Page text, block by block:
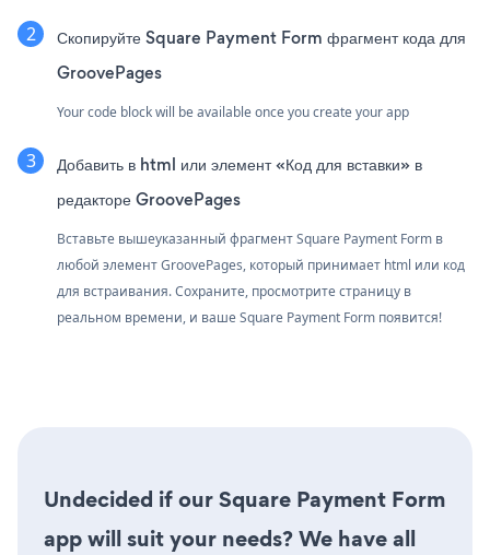
Скопируйте Square Payment Form фрагмент кода для
GroovePages
Your code block will be available once you create your app
Добавить в html или элемент «Код для вставки» в
редакторе GroovePages
Вставьте вышеуказанный фрагмент Square Payment Form в
любой элемент GroovePages, который принимает html или код
для встраивания. Сохраните, просмотрите страницу в
реальном времени, и ваше Square Payment Form появится!
Undecided if our Square Payment Form
app will suit your needs? We have all